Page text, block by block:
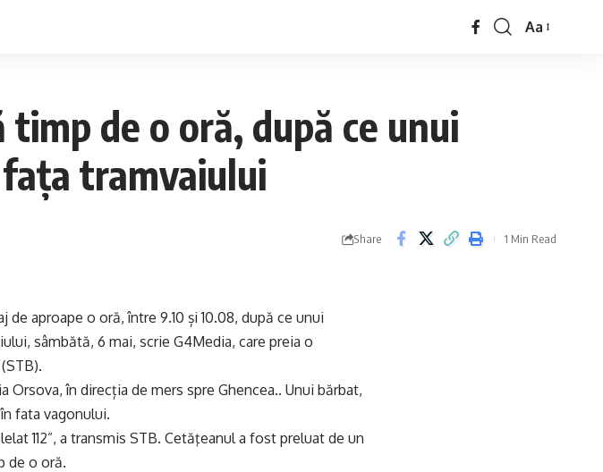
Aa
de o oră, după ce unui
tramvaiului
Share 1 Min Read
aproape o oră, între 9.10 și 10.08, după ce unui
sâmbătă, 6 mai, scrie G4Media, care preia o
în direcția de mers spre Ghencea.. Unui bărbat,
fata vagonului.
112”, a transmis STB. Cetăţeanul a fost preluat de un
de o oră.